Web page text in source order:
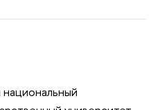
национальный